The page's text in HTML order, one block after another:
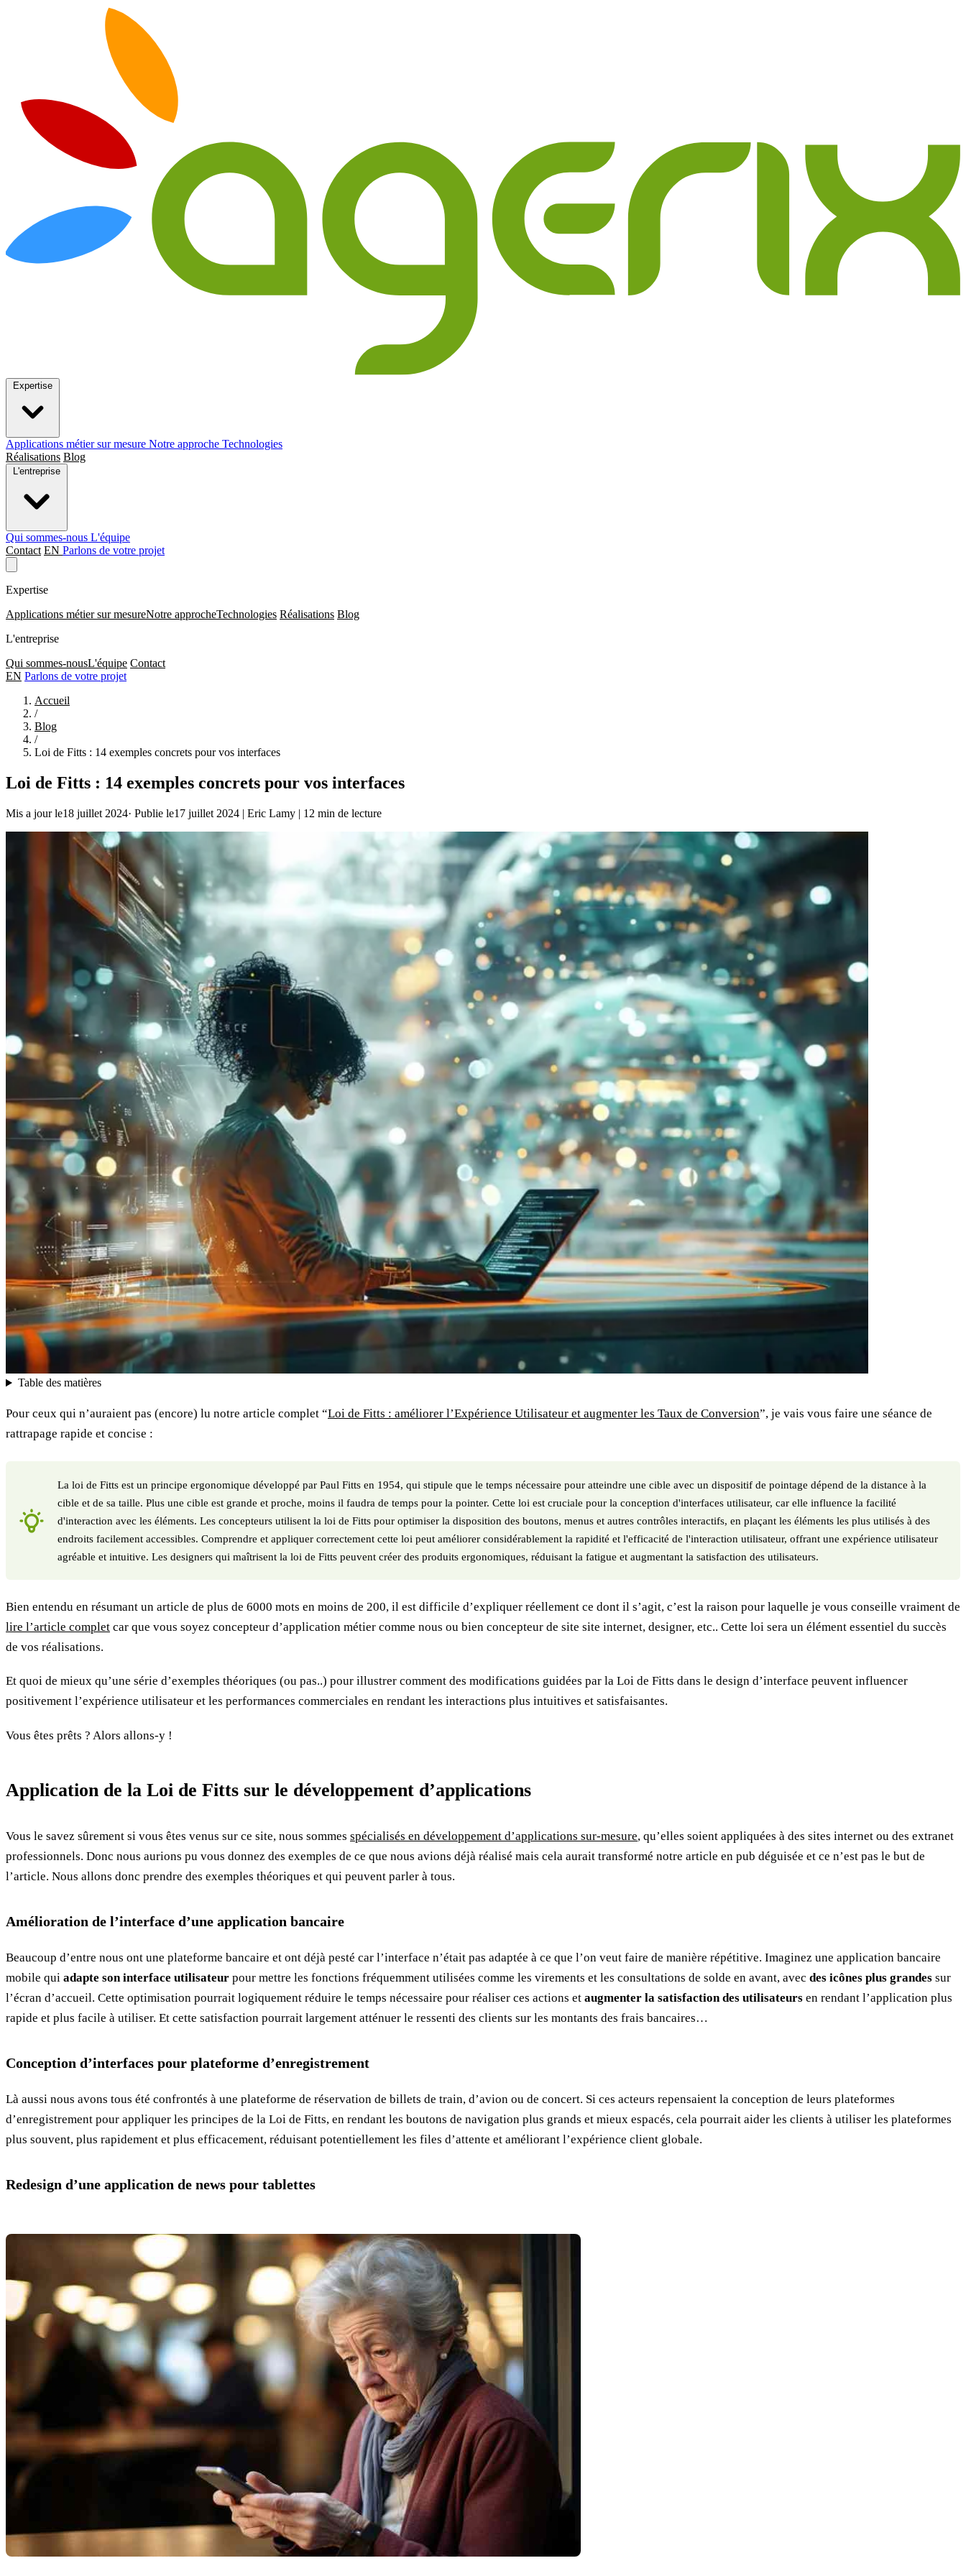
Applications métier sur mesure Notre approche Technologies
Réalisations Blog
Qui sommes-nous L'équipe
Contact EN Parlons de votre projet
Expertise
Applications métier sur mesureNotre approcheTechnologies Réalisations Blog
L'entreprise
Qui sommes-nousL'équipe Contact
EN Parlons de votre projet
Accueil
/
Blog
/
Loi de Fitts : 14 exemples concrets pour vos interfaces
Loi de Fitts : 14 exemples concrets pour vos interfaces
Mis a jour le18 juillet 2024· Publie le17 juillet 2024 | Eric Lamy | 12 min de lecture
Table des matières
Pour ceux qui n’auraient pas (encore) lu notre article complet “Loi de Fitts : améliorer l’Expérience Utilisateur et augmenter les Taux de Conversion”, je vais vous faire une séance de
rattrapage rapide et concise :
La loi de Fitts est un principe ergonomique développé par Paul Fitts en 1954, qui stipule que le temps nécessaire pour atteindre une cible avec un dispositif de pointage dépend de la distance à la
cible et de sa taille. Plus une cible est grande et proche, moins il faudra de temps pour la pointer. Cette loi est cruciale pour la conception d'interfaces utilisateur, car elle influence la facilité
d'interaction avec les éléments. Les concepteurs utilisent la loi de Fitts pour optimiser la disposition des boutons, menus et autres contrôles interactifs, en plaçant les éléments les plus utilisés à des
endroits facilement accessibles. Comprendre et appliquer correctement cette loi peut améliorer considérablement la rapidité et l'efficacité de l'interaction utilisateur, offrant une expérience utilisateur
agréable et intuitive. Les designers qui maîtrisent la loi de Fitts peuvent créer des produits ergonomiques, réduisant la fatigue et augmentant la satisfaction des utilisateurs.
Bien entendu en résumant un article de plus de 6000 mots en moins de 200, il est difficile d’expliquer réellement ce dont il s’agit, c’est la raison pour laquelle je vous conseille vraiment de
lire l’article complet car que vous soyez concepteur d’application métier comme nous ou bien concepteur de site site internet, designer, etc.. Cette loi sera un élément essentiel du succès
de vos réalisations.
Et quoi de mieux qu’une série d’exemples théoriques (ou pas..) pour illustrer comment des modifications guidées par la Loi de Fitts dans le design d’interface peuvent influencer
positivement l’expérience utilisateur et les performances commerciales en rendant les interactions plus intuitives et satisfaisantes.
Vous êtes prêts ? Alors allons-y !
Application de la Loi de Fitts sur le développement d’applications
Vous le savez sûrement si vous êtes venus sur ce site, nous sommes spécialisés en développement d’applications sur-mesure, qu’elles soient appliquées à des sites internet ou des extranet
professionnels. Donc nous aurions pu vous donnez des exemples de ce que nous avions déjà réalisé mais cela aurait transformé notre article en pub déguisée et ce n’est pas le but de
l’article. Nous allons donc prendre des exemples théoriques et qui peuvent parler à tous.
Amélioration de l’interface d’une application bancaire
Beaucoup d’entre nous ont une plateforme bancaire et ont déjà pesté car l’interface n’était pas adaptée à ce que l’on veut faire de manière répétitive. Imaginez une application bancaire
mobile qui adapte son interface utilisateur pour mettre les fonctions fréquemment utilisées comme les virements et les consultations de solde en avant, avec des icônes plus grandes sur
l’écran d’accueil. Cette optimisation pourrait logiquement réduire le temps nécessaire pour réaliser ces actions et augmenter la satisfaction des utilisateurs en rendant l’application plus
rapide et plus facile à utiliser. Et cette satisfaction pourrait largement atténuer le ressenti des clients sur les montants des frais bancaires…
Conception d’interfaces pour plateforme d’enregistrement
Là aussi nous avons tous été confrontés à une plateforme de réservation de billets de train, d’avion ou de concert. Si ces acteurs repensaient la conception de leurs plateformes
d’enregistrement pour appliquer les principes de la Loi de Fitts, en rendant les boutons de navigation plus grands et mieux espacés, cela pourrait aider les clients à utiliser les plateformes
plus souvent, plus rapidement et plus efficacement, réduisant potentiellement les files d’attente et améliorant l’expérience client globale.
Redesign d’une application de news pour tablettes